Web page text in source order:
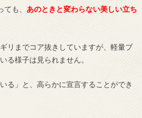
も、 あのときと変わらない美しい立ち
リまでコア抜きしていますが、軽量ブ
る様子は見られません。
る」と、高らかに宣言することができ